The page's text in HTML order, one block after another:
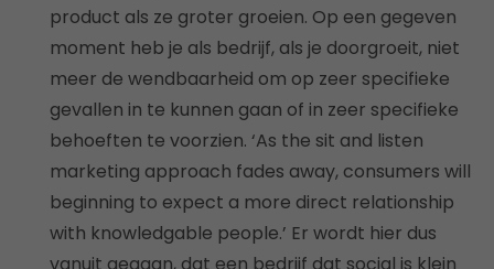
product als ze groter groeien. Op een gegeven
moment heb je als bedrijf, als je doorgroeit, niet
meer de wendbaarheid om op zeer specifieke
gevallen in te kunnen gaan of in zeer specifieke
behoeften te voorzien. ‘As the sit and listen
marketing approach fades away, consumers will
beginning to expect a more direct relationship
with knowledgable people.’ Er wordt hier dus
vanuit gegaan, dat een bedrijf dat social is klein